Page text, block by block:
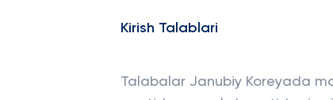
Kirish Talablari
Talabalar Janubiy Koreyada